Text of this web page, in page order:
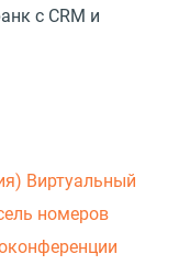
с CRM и
Виртуальный
номеров